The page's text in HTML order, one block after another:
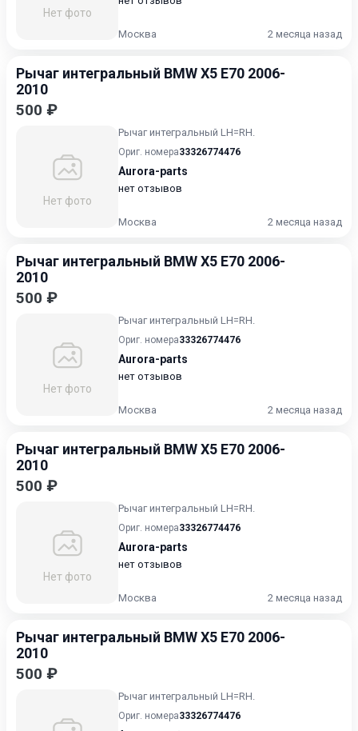
Нет фото
Москва 2 месяца назад
Рычаг интегральный BMW X5 E70 2006-
2010
500 ₽
Нет фото
Рычаг интегральный LH=RH.
Ориг. номера33326774476
Aurora-parts
нет отзывов
Москва 2 месяца назад
Рычаг интегральный BMW X5 E70 2006-
2010
500 ₽
Нет фото
Рычаг интегральный LH=RH.
Ориг. номера33326774476
Aurora-parts
нет отзывов
Москва 2 месяца назад
Рычаг интегральный BMW X5 E70 2006-
2010
500 ₽
Нет фото
Рычаг интегральный LH=RH.
Ориг. номера33326774476
Aurora-parts
нет отзывов
Москва 2 месяца назад
Рычаг интегральный BMW X5 E70 2006-
2010
500 ₽
Рычаг интегральный LH=RH.
Ориг. номера33326774476